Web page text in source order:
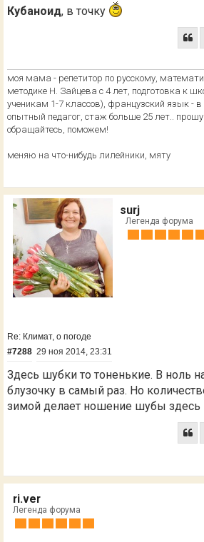
Кубаноид, в точку
моя мама - репетитор по русскому,
методике Н. Зайцева с 4 лет, подготовка к
ученикам 1-7 классов), французский язык - в
опытный педагог, стаж больше 25 лет..
обращайтесь, поможем!
меняю на что-нибудь лилейники, мяту
surj
Легенда форума
Re: Климат, о погоде
#7288 29 ноя 2014, 23:31
Здесь шубки то тоненькие. В ноль
блузочку в самый раз. Но
зимой делает ношение шубы здесь
ri.ver
Легенда форума